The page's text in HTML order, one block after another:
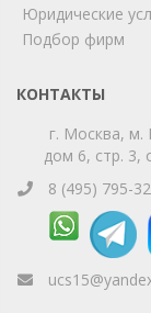
Юридические
Подбор фирм
КОНТАКТЫ
г. Москва, м.
дом 6, стр.
8 (495) 795-